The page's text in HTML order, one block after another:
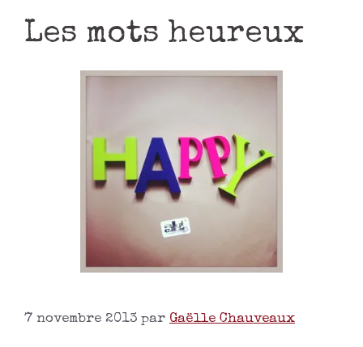
Les mots heureux
7 novembre 2013 par Gaëlle Chauveaux